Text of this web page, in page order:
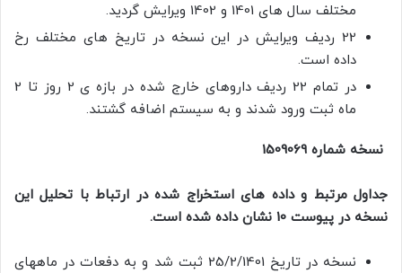
مختلف سال های 1401 و 1402 ویرایش گردید.
22 ردیف ویرایش در این نسخه در تاریخ های مختلف رخ
داده است.
در تمام 22 ردیف داروهای خارج شده در بازه ی 2 روز تا 2
ماه ثبت ورود شدند و به سیستم اضافه گشتند.
نسخه شماره 1509069
جداول مرتبط و داده های استخراج شده در ارتباط با تحلیل این
نسخه در پیوست 10 نشان داده شده است.
نسخه در تاریخ 25/2/1401 ثبت شد و به دفعات در ماههای